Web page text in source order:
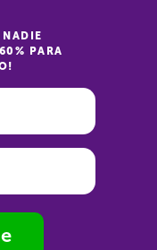
NADIE
PARA